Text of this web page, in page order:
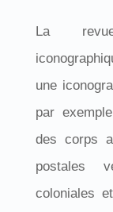
La
une
par
des corps
postales
coloniales